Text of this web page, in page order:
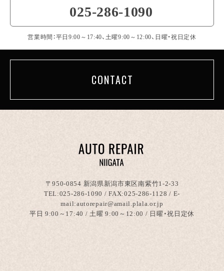
025-286-1090
営業時間：平日9:00～17:40、土曜9:00～12:00、日曜・祝日定休
CONTACT
〒950-0854 新潟県新潟市東区南紫竹1-2-33
TEL:025-286-1090 / FAX:025-286-1128 / E-
mail:autorepair@amail.plala.or.jp
平日 9:00～17:40 / 土曜 9:00～12:00 / 日曜・祝日定休